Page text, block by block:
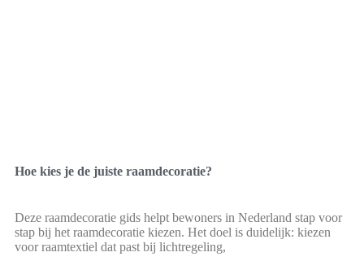
Hoe kies je de juiste raamdecoratie?
Deze raamdecoratie gids helpt bewoners in Nederland stap voor
stap bij het raamdecoratie kiezen. Het doel is duidelijk: kiezen
voor raamtextiel dat past bij lichtregeling,